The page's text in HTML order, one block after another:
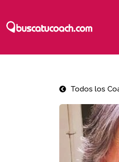
Todos los